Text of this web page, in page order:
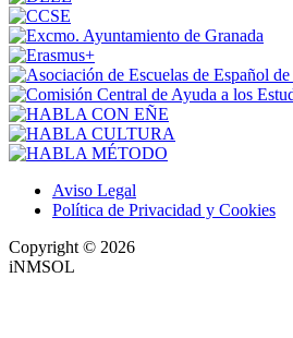
Aviso Legal
Política de Privacidad y Cookies
Copyright © 2026
iNMSOL